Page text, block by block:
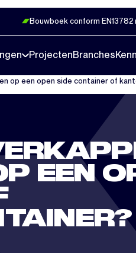
Bouwboek conform EN13782
ProjectenBranches
op een open side container of
EEN